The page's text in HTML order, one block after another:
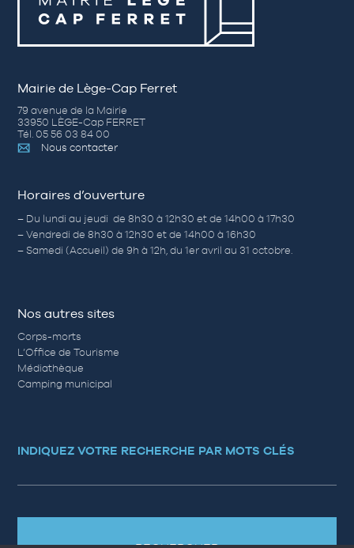
Mairie de Lège-Cap Ferret
79 avenue de la Mairie
33950 LÈGE-Cap FERRET
Tél. 05 56 03 84 00
Nous contacter
Horaires d’ouverture
– Du lundi au jeudi de 8h30 à 12h30 et de 14h00 à 17h30
– Vendredi de 8h30 à 12h30 et de 14h00 à 16h30
– Samedi (Accueil) de 9h à 12h, du 1er avril au 31 octobre.
Nos autres sites
Corps-morts
L’Office de Tourisme
Médiathèque
Camping municipal
INDIQUEZ VOTRE RECHERCHE PAR MOTS CLÉS